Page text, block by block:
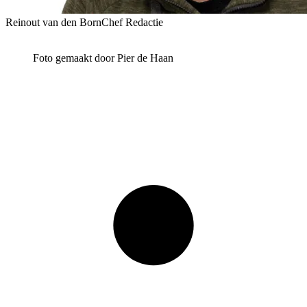
Reinout van den BornChef Redactie